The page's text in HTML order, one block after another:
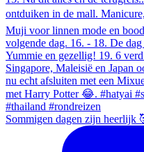
Sommigen dagen zijn heerlijk